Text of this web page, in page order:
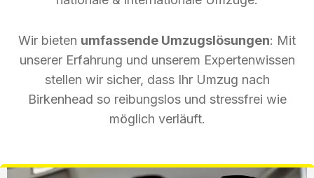
Wir bieten umfassende Umzugslösungen: Mit
unserer Erfahrung und unserem Expertenwissen
stellen wir sicher, dass Ihr Umzug nach
Birkenhead so reibungslos und stressfrei wie
möglich verläuft.